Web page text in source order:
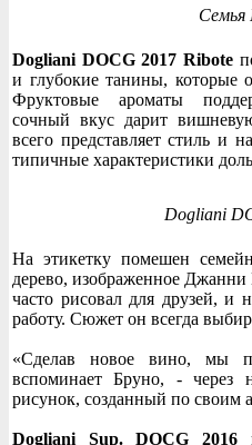
Семья
Dogliani DOCG 2017 Ribote
и глубокие танины, которые
Фруктовые ароматы
сочный вкус дарит
всего представляет стиль и
типичные характеристики
Dogliani
На этикетку помешен
дерево, изображенное
часто рисовал для друзей, и
работу. Сюжет он всегда
«Сделав новое вино, мы
вспоминает Бруно, - через
рисунок, созданный по своим
Dogliani Sup. DOCG 2016